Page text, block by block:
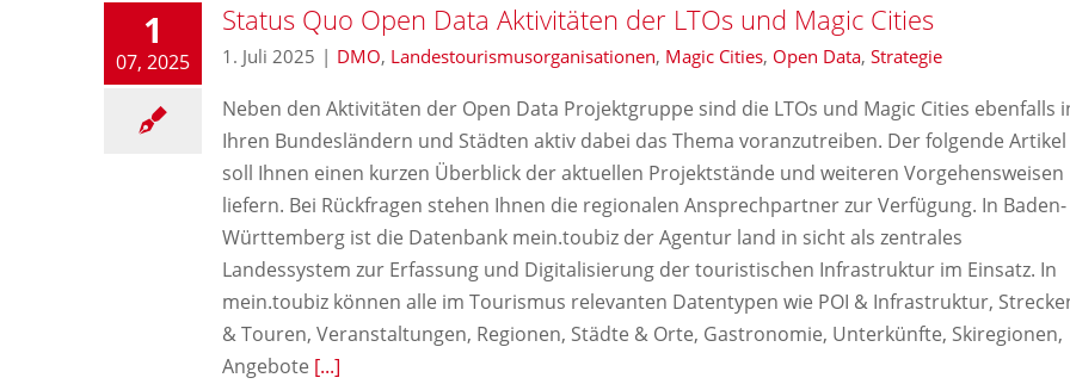
1
07, 2025
Status Quo Open Data Aktivitäten der LTOs und Magic Cities
1. Juli 2025 | DMO, Landestourismusorganisationen, Magic Cities, Open Data, Strategie
Neben den Aktivitäten der Open Data Projektgruppe sind die LTOs und Magic Cities ebenfalls
Ihren Bundesländern und Städten aktiv dabei das Thema voranzutreiben. Der folgende Artikel
soll Ihnen einen kurzen Überblick der aktuellen Projektstände und weiteren Vorgehensweisen
liefern. Bei Rückfragen stehen Ihnen die regionalen Ansprechpartner zur Verfügung. In Baden-
Württemberg ist die Datenbank mein.toubiz der Agentur land in sicht als zentrales
Landessystem zur Erfassung und Digitalisierung der touristischen Infrastruktur im Einsatz. In
mein.toubiz können alle im Tourismus relevanten Datentypen wie POI & Infrastruktur,
& Touren, Veranstaltungen, Regionen, Städte & Orte, Gastronomie, Unterkünfte, Skiregionen,
Angebote [...]